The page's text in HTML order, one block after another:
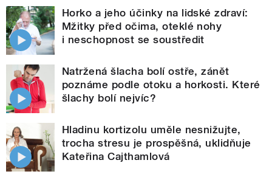
Horko a jeho účinky na lidské zdraví:
Mžitky před očima, oteklé nohy
i neschopnost se soustředit
Natržená šlacha bolí ostře, zánět
poznáme podle otoku a horkosti. Které
šlachy bolí nejvíc?
Hladinu kortizolu uměle nesnižujte,
trocha stresu je prospěšná, uklidňuje
Kateřina Cajthamlová